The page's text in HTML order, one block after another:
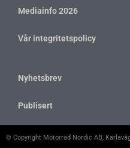
Mediainfo 2026
Vår integritetspolicy
Nyhetsbrev
Publisert
© Copyright Motorrad Nordic AB,